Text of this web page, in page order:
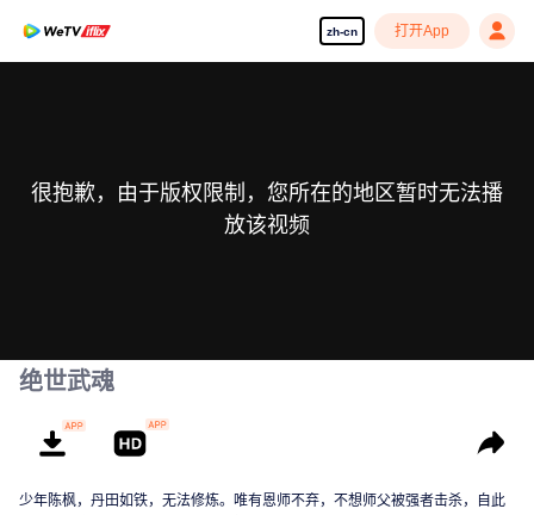
zh-cn 打开App
很抱歉，由于版权限制，您所在的地区暂时无法播
放该视频
绝世武魂
少年陈枫，丹田如铁，无法修炼。唯有恩师不弃，不想师父被强者击杀，自此